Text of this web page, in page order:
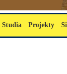
Studia Projekty